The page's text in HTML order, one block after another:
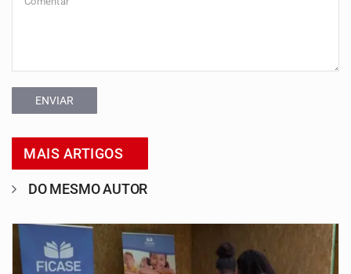
ENVIAR
MAIS ARTIGOS
DO MESMO AUTOR